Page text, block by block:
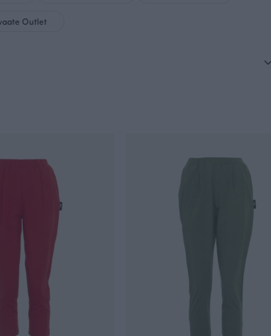
Outlet